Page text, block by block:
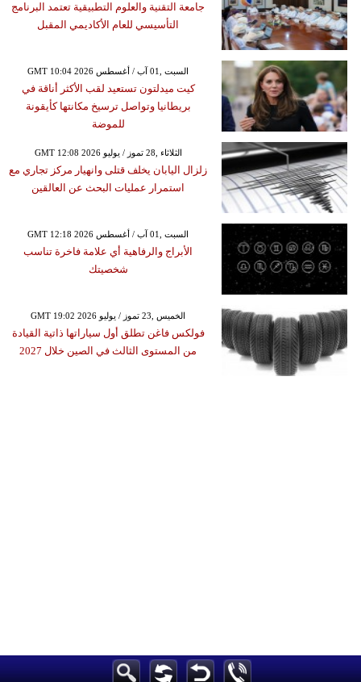
جامعة التقنية والعلوم التطبيقية تعتمد البرنامج
التأسيسي للعام الأكاديمي المقبل
GMT 10:04 2026 السبت ,01 آب / أغسطس
كيت ميدلتون تستعيد لقب الأكثر أناقة في
بريطانيا وتواصل ترسيخ مكانتها كأيقونة
للموضة
GMT 12:08 2026 الثلاثاء ,28 تموز / يوليو
زلزال اليابان يخلف قتلى وانهيار مركز تجاري مع
استمرار عمليات البحث عن العالقين
GMT 12:18 2026 السبت ,01 آب / أغسطس
الأبراج والرفاهية أي علامة فاخرة تناسب
شخصيتك
GMT 19:02 2026 الخميس ,23 تموز / يوليو
فولكس فاغن تطلق أول سياراتها ذاتية القيادة
من المستوى الثالث في الصين خلال 2027